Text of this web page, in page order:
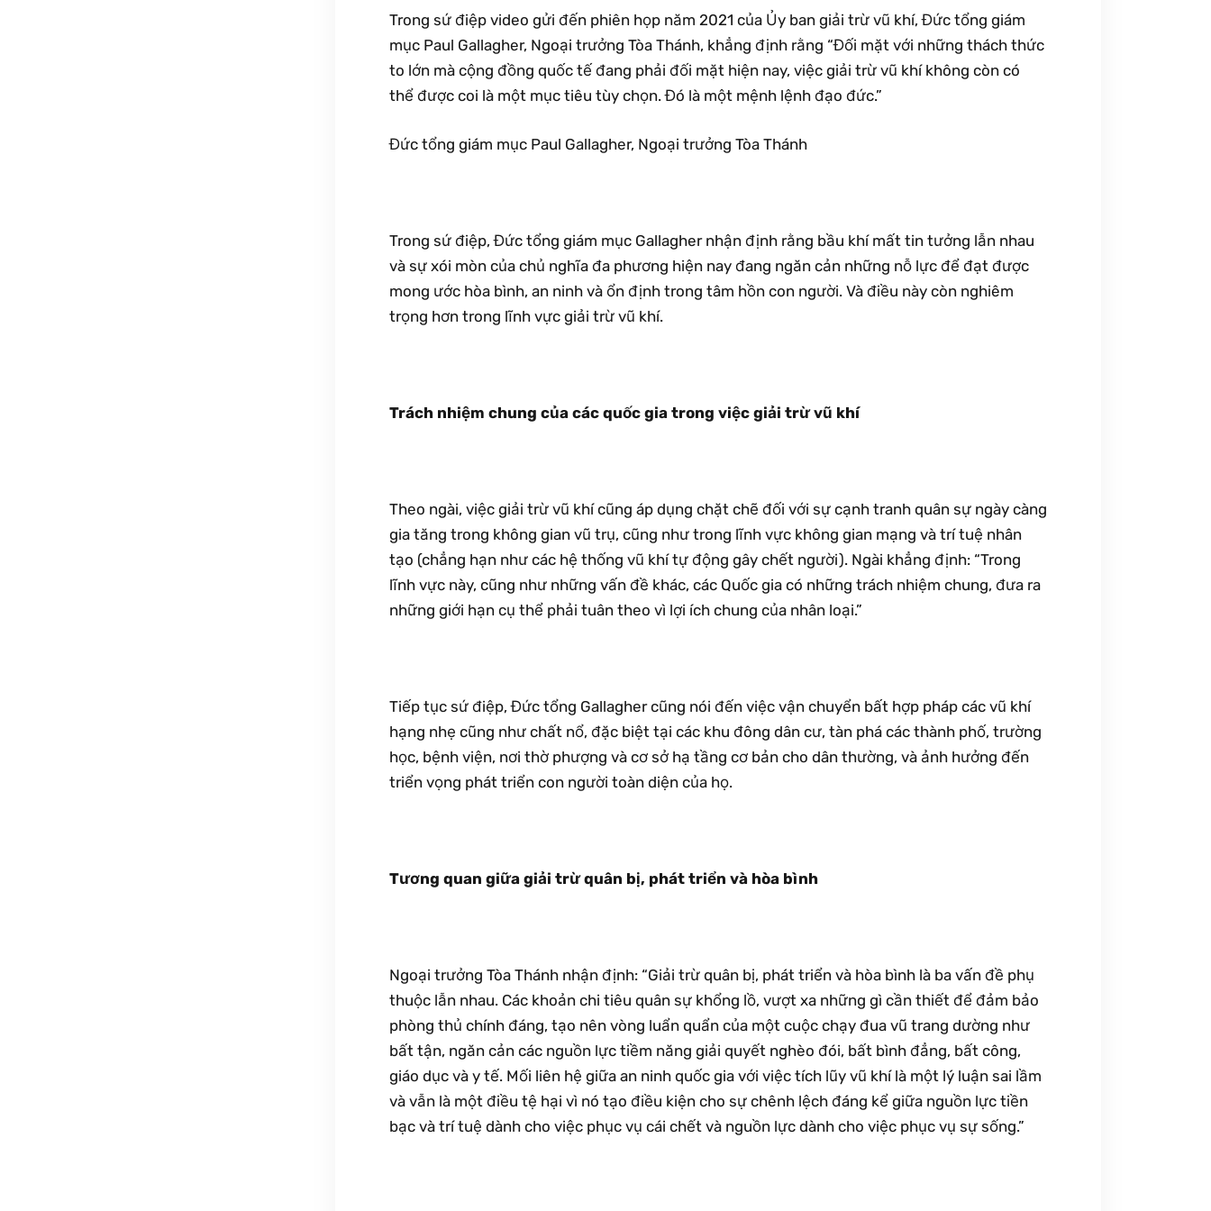
Trong sứ điệp video gửi đến phiên họp năm 2021 của Ủy ban giải trừ vũ khí, Đức tổng giám
mục Paul Gallagher, Ngoại trưởng Tòa Thánh, khẳng định rằng “Đối mặt với những thách thức
to lớn mà cộng đồng quốc tế đang phải đối mặt hiện nay, việc giải trừ vũ khí không còn có
thể được coi là một mục tiêu tùy chọn. Đó là một mệnh lệnh đạo đức.”
Đức tổng giám mục Paul Gallagher, Ngoại trưởng Tòa Thánh
Trong sứ điệp, Đức tổng giám mục Gallagher nhận định rằng bầu khí mất tin tưởng lẫn nhau
và sự xói mòn của chủ nghĩa đa phương hiện nay đang ngăn cản những nỗ lực để đạt được
mong ước hòa bình, an ninh và ổn định trong tâm hồn con người. Và điều này còn nghiêm
trọng hơn trong lĩnh vực giải trừ vũ khí.
Trách nhiệm chung của các quốc gia trong việc giải trừ vũ khí
Theo ngài, việc giải trừ vũ khí cũng áp dụng chặt chẽ đối với sự cạnh tranh quân sự ngày càng
gia tăng trong không gian vũ trụ, cũng như trong lĩnh vực không gian mạng và trí tuệ nhân
tạo (chẳng hạn như các hệ thống vũ khí tự động gây chết người). Ngài khẳng định: “Trong
lĩnh vực này, cũng như những vấn đề khác, các Quốc gia có những trách nhiệm chung, đưa ra
những giới hạn cụ thể phải tuân theo vì lợi ích chung của nhân loại.”
Tiếp tục sứ điệp, Đức tổng Gallagher cũng nói đến việc vận chuyển bất hợp pháp các vũ khí
hạng nhẹ cũng như chất nổ, đặc biệt tại các khu đông dân cư, tàn phá các thành phố, trường
học, bệnh viện, nơi thờ phượng và cơ sở hạ tầng cơ bản cho dân thường, và ảnh hưởng đến
triển vọng phát triển con người toàn diện của họ.
Tương quan giữa giải trừ quân bị, phát triển và hòa bình
Ngoại trưởng Tòa Thánh nhận định: “Giải trừ quân bị, phát triển và hòa bình là ba vấn đề phụ
thuộc lẫn nhau. Các khoản chi tiêu quân sự khổng lồ, vượt xa những gì cần thiết để đảm bảo
phòng thủ chính đáng, tạo nên vòng luẩn quẩn của một cuộc chạy đua vũ trang dường như
bất tận, ngăn cản các nguồn lực tiềm năng giải quyết nghèo đói, bất bình đẳng, bất công,
giáo dục và y tế. Mối liên hệ giữa an ninh quốc gia với việc tích lũy vũ khí là một lý luận sai lầm
và vẫn là một điều tệ hại vì nó tạo điều kiện cho sự chênh lệch đáng kể giữa nguồn lực tiền
bạc và trí tuệ dành cho việc phục vụ cái chết và nguồn lực dành cho việc phục vụ sự sống.”